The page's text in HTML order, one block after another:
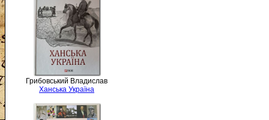
Грибовський Владислав
Ханська Україна